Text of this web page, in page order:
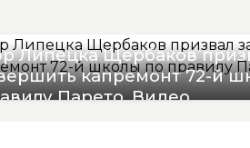
Липецка Щербаков
капремонт 72-й
Парето. Видео